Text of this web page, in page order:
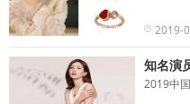
2019-
知名演
2019中